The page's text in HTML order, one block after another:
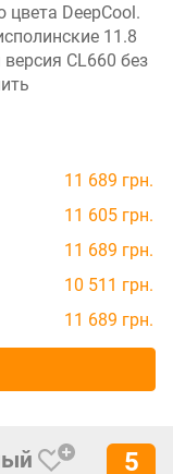
DeepCool.
11.8
CL660 без
11 689 грн.
11 605 грн.
11 689 грн.
10 511 грн.
11 689 грн.